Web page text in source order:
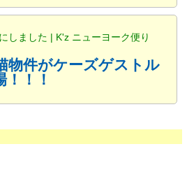
しました | K'z ニューヨーク便り
物件がケーズゲストル
！！